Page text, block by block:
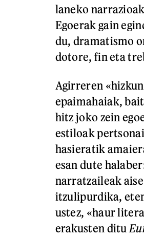
laneko
Egoerak gain
du, dramatismo
dotore, fin eta
Agirreren
epaimahaiak,
hitz joko zein
estiloak
hasieratik
esan dute
narratzaileak
itzulipurdika,
ustez, «haur
erakusten ditu